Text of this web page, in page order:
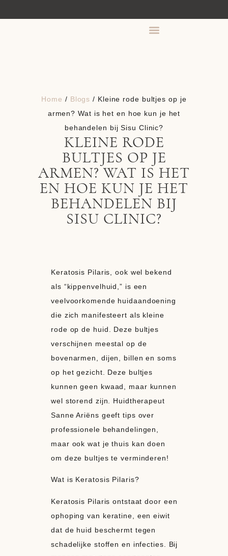
Home / Blogs / Kleine rode bultjes op je
armen? Wat is het en hoe kun je het
behandelen bij Sisu Clinic?
KLEINE RODE
BULTJES OP JE
ARMEN? WAT IS HET
EN HOE KUN JE HET
BEHANDELEN BIJ
SISU CLINIC?
Keratosis Pilaris, ook wel bekend
als “kippenvelhuid,” is een
veelvoorkomende huidaandoening
die zich manifesteert als kleine
rode op de huid. Deze bultjes
verschijnen meestal op de
bovenarmen, dijen, billen en soms
op het gezicht. Deze bultjes
kunnen geen kwaad, maar kunnen
wel storend zijn. Huidtherapeut
Sanne Ariëns geeft tips over
professionele behandelingen,
maar ook wat je thuis kan doen
om deze bultjes te verminderen!
Wat is Keratosis Pilaris?
Keratosis Pilaris ontstaat door een
ophoping van keratine, een eiwit
dat de huid beschermt tegen
schadelijke stoffen en infecties. Bij